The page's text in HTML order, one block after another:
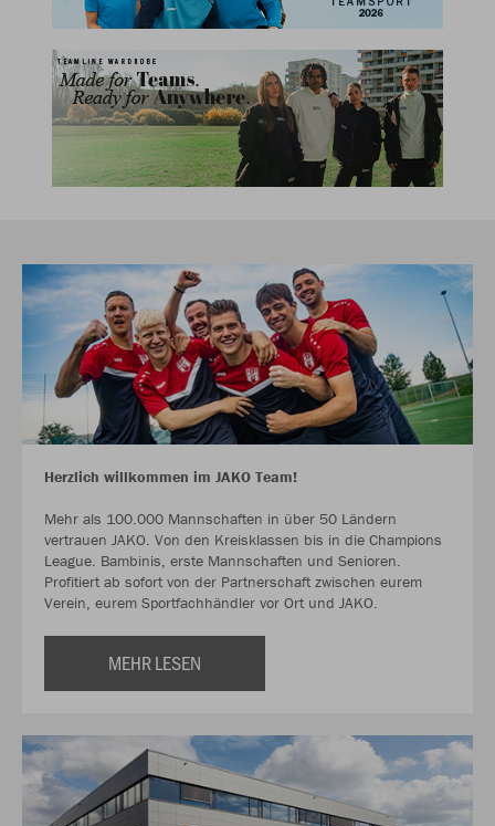
Herzlich willkommen im JAKO Team!
Mehr als 100.000 Mannschaften in über 50 Ländern
vertrauen JAKO. Von den Kreisklassen bis in die Champions
League. Bambinis, erste Mannschaften und Senioren.
Profitiert ab sofort von der Partnerschaft zwischen eurem
Verein, eurem Sportfachhändler vor Ort und JAKO.
MEHR LESEN